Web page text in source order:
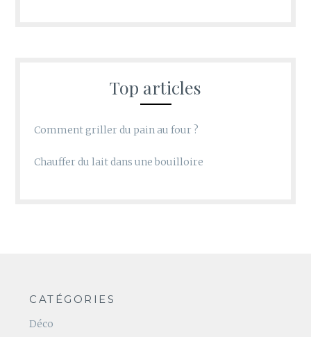
Top articles
Comment griller du pain au four ?
Chauffer du lait dans une bouilloire
CATÉGORIES
Déco